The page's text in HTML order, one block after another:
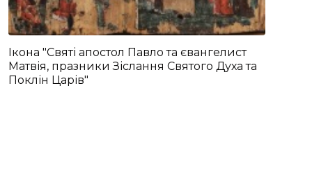
Ікона "Святі апостол Павло та євангелист
Матвія, празники Зіслання Святого Духа та
Поклін Царів"